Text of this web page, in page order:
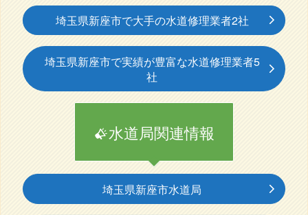
埼玉県新座市で大手の水道修理業者2社
埼玉県新座市で実績が豊富な水道修理業者5
社
水道局関連情報
埼玉県新座市水道局